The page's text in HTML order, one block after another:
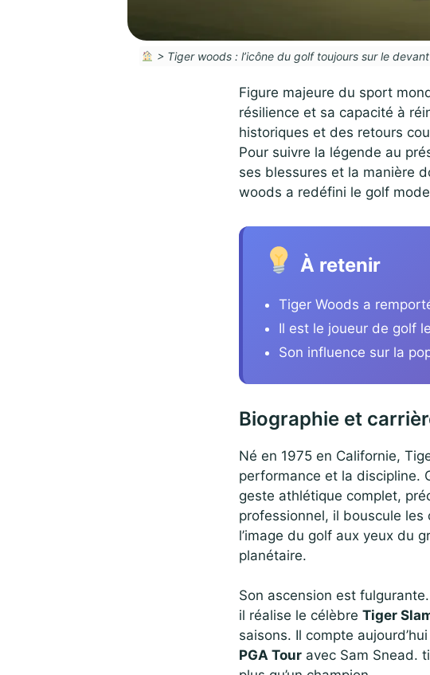
> Tiger woods : l’icône du golf toujours sur le
Figure majeure du sport
résilience et sa capacité à
historiques et des retours
Pour suivre la légende au
ses blessures et la manière
woods a redéfini le golf
À retenir
Tiger Woods a
Il est le joueur de golf
Son influence sur la
Biographie et
Né en 1975 en Californie,
performance et la discipline.
geste athlétique complet,
professionnel, il bouscule
l’image du golf aux yeux du
planétaire.
Son ascension est
il réalise le célèbre Tiger
saisons. Il compte aujourd’hui
PGA Tour avec Sam Snead.